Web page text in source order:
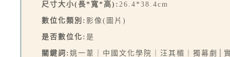
尺寸大小(長*寬*高): 26.4*38.4cm
數位化類別: 影像(圖片)
是否數位化: 是
關鍵詞: 姚一葦｜中國文化學院｜汪其楣｜獨幕劇│